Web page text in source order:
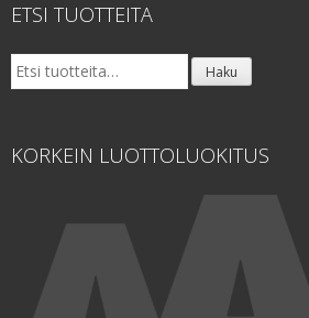
ETSI TUOTTEITA
Etsi: Haku
KORKEIN LUOTTOLUOKITUS